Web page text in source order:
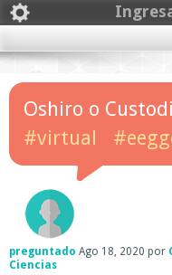
Oshiro o
#virtual
preguntado Ago 18, 2020 por
Ciencias